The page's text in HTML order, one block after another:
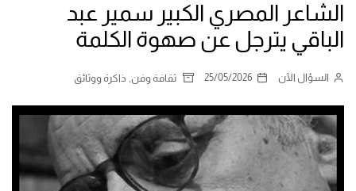
الشاعر المصري الكبير سمير عبد
الباقي يترجل عن صهوة الكلمة
السؤال الآن 25/05/2026 ثقافة وفن ذاكرة ووثائق